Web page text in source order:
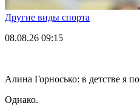
Другие виды спорта
08.08.26 09:15
Алина Горносько: в детстве я
Однако.